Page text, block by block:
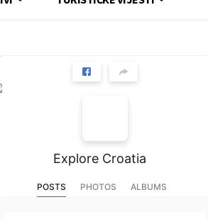
Explore Croatia
POSTS PHOTOS ALBUMS